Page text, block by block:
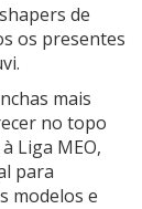
de
os presentes
mais
no topo
Liga MEO,
para
modelos e